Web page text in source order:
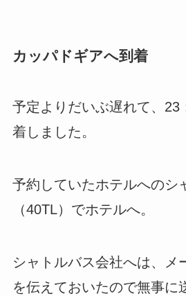
カッパドギアへ到着
予定よりだいぶ遅れて、23
着しました。
予約していたホテルへのシ
（40TL）でホテルへ。
シャトルバス会社へは、メ
を伝えておいたので無事に